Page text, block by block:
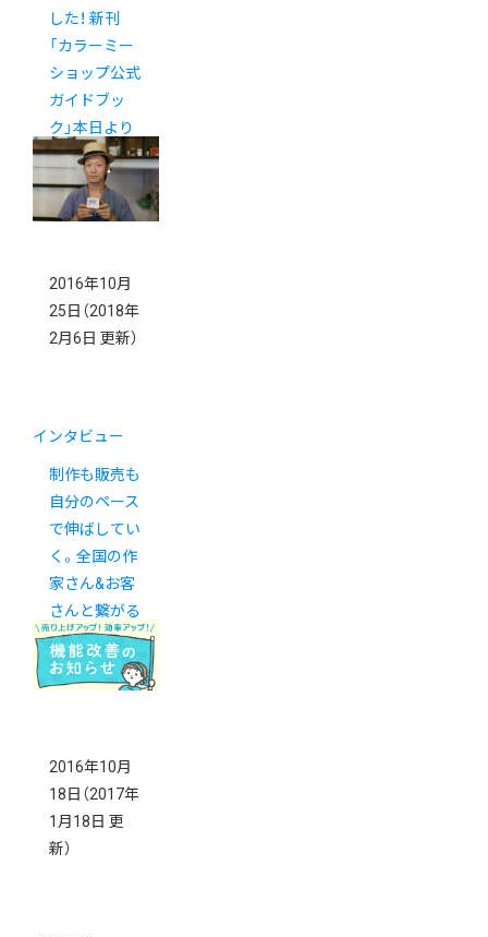
した！ 新刊
「カラーミー
ショップ公式
ガイドブッ
ク」本日より
発売開始！
2016年10月
25日 （2018年
2月6日 更新）
インタビュー
制作も販売も
自分のペース
で伸ばしてい
く。全国の作
家さん&お客
さんと繋がる
雑貨店・京都
「北白川ちせ」
2016年10月
18日 （2017年
1月18日 更
新）